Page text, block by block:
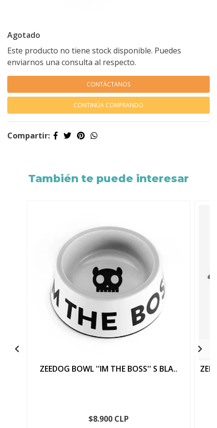
Agotado
Este producto no tiene stock disponible. Puedes
enviarnos una consulta al respecto.
CONTÁCTANOS
CONTINÚA COMPRANDO
Compartir:
También te puede interesar
ZEEDOG BOWL ''IM THE BOSS'' S BLA..
$8.900 CLP